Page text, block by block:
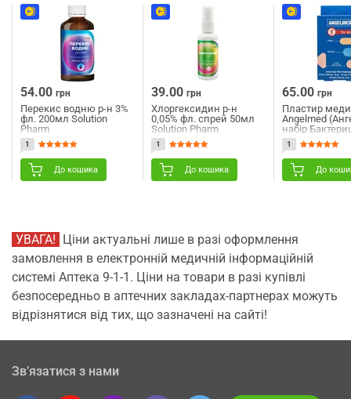
54.00 грн
Перекис водню р-н 3%
фл. 200мл Solution
Pharm
1
До кошика
39.00 грн
Хлоргексидин р-н
0,05% фл. спрей 50мл
Solution Pharm
1
До кошика
65.00 грн
Пластир
Angelmed
набір
різних
1
До
УВАГА!
Ціни актуальні лише в разі оформлення
замовлення в електронній медичній інформаційній
системі Аптека 9-1-1. Ціни на товари в разі купівлі
безпосередньо в аптечних закладах-партнерах можуть
відрізнятися від тих, що зазначені на сайті!
Зв’язатися з нами